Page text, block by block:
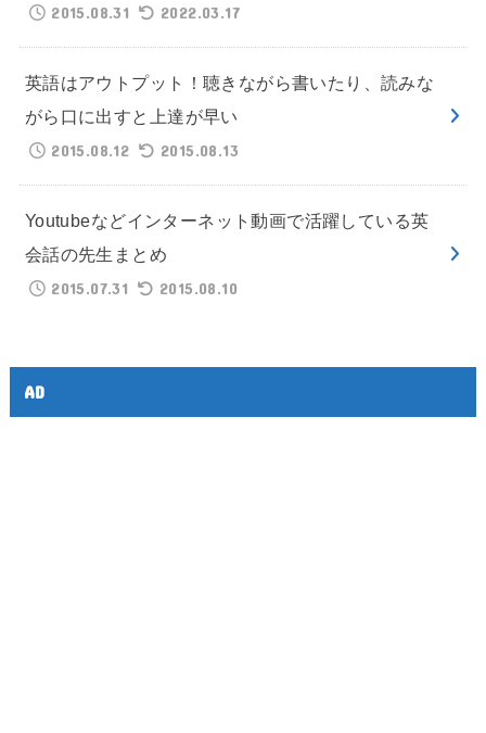
2015.08.31
2022.03.17
英語はアウトプット！聴きながら書いたり、読みな
がら口に出すと上達が早い
2015.08.12
2015.08.13
Youtubeなどインターネット動画で活躍している英
会話の先生まとめ
2015.07.31
2015.08.10
AD